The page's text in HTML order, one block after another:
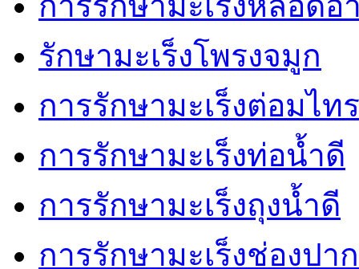
รักษามะเร็งโพรงจมูก
การรักษามะเร็งต่อมไท
การรักษามะเร็งท่อน้ำดี
การรักษามะเร็งถุงน้ำดี
การรักษามะเร็งช่องปาก